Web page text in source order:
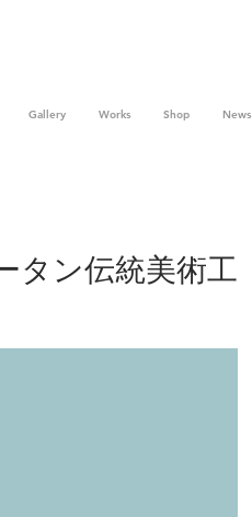
Gallery Works Shop News
タン伝統美術工